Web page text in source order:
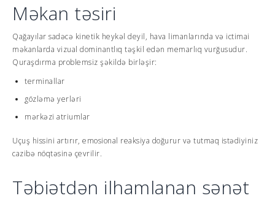
Məkan təsiri
Qağayılar sadəcə kinetik heykəl deyil, hava limanlarında və ictimai
məkanlarda vizual dominantlıq təşkil edən memarlıq vurğusudur.
Quraşdırma problemsiz şəkildə birləşir:
terminallar
gözləmə yerləri
mərkəzi atriumlar
Uçuş hissini artırır, emosional reaksiya doğurur və tutmaq istədiyiniz
cazibə nöqtəsinə çevrilir.
Təbiətdən ilhamlanan sənət